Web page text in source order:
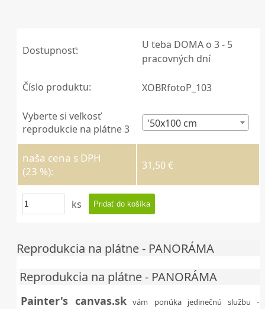
Dostupnosť:
U teba DOMA o 3 - 5
pracovných dní
Číslo produktu: XOBRfotoP_103
Vyberte si veľkosť
reprodukcie na plátne 3
'50x100 cm
naša cena s DPH
(23 %):
31,50 €
ks
Reprodukcia na plátne - PANORÁMA
Reprodukcia na plátne - PANORÁMA
Painter's canvas.sk vám ponúka jedinečnú službu -